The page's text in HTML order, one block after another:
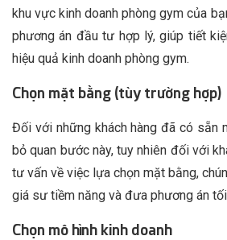
khu vực kinh doanh phòng gym của
phương án đầu tư hợp lý, giúp tiết
hiệu quả kinh doanh phòng gym.
Chọn mặt bằng (tùy trường hợp)
Đối với những khách hàng đã có sẵn
bỏ quan bước này, tuy nhiên đối với
tư vấn về việc lựa chọn mặt bằng,
giá sư tiềm năng và đưa phương án
Chọn mô hình kinh doanh